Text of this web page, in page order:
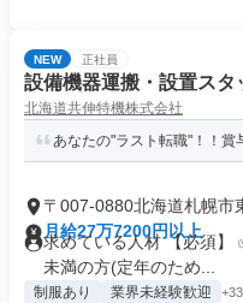
NEW 正社員
設備機器運搬・設置スタ
北海道共伸特機株式会社
あなたの"ラスト転職"！！賞
〒007-0880北海道札幌市
月給27万7200円以上
求めている人材 【必須】
未満の方(定年のため...
制服あり 業界未経験歓迎